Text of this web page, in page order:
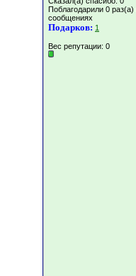
Поблагодарили 0 раз(а)
сообщениях
Подарков: 1
Вес репутации: 0